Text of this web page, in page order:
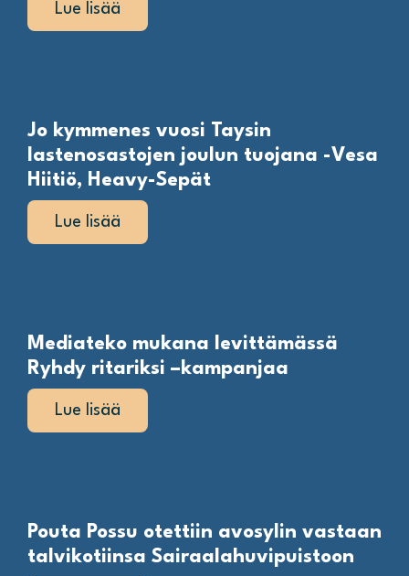
Lue lisää
Jo kymmenes vuosi Taysin
lastenosastojen joulun tuojana -Vesa
Hiitiö, Heavy-Sepät
Lue lisää
Mediateko mukana levittämässä
Ryhdy ritariksi –kampanjaa
Lue lisää
Pouta Possu otettiin avosylin vastaan
talvikotiinsa Sairaalahuvipuistoon